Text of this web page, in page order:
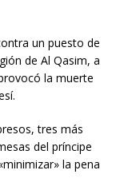
un puesto de
de Al Qasim, a
la muerte
tres más
del príncipe
la pena